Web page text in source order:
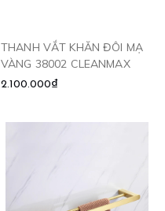
THANH VẮT KHĂN ĐÔI MẠ
VÀNG 38002 CLEANMAX
2.100.000₫